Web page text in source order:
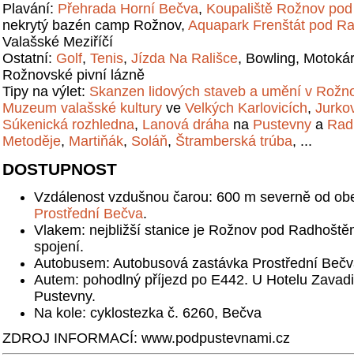
Plavání: Přehrada Horní Bečva, Koupaliště Rožnov
nekrytý bazén camp Rožnov, Aquapark Frenštát pod
Valašské Meziříčí
Ostatní: Golf, Tenis, Jízda Na Rališce, Bowling,
Rožnovské pivní lázně
Tipy na výlet: Skanzen lidových staveb a umění v
Muzeum valašské kultury ve Velkých Karlovicích,
Súkenická rozhledna, Lanová dráha na Pustevny a
Metoděje, Martiňák, Soláň, Štramberská trúba, ...
DOSTUPNOST
Vzdálenost vzdušnou čarou: 600 m severně od
Prostřední Bečva.
Vlakem: nejbližší stanice je Rožnov pod
spojení.
Autobusem: Autobusová zastávka Prostřední
Autem: pohodlný příjezd po E442. U Hotelu
Pustevny.
Na kole: cyklostezka č. 6260, Bečva
ZDROJ INFORMACÍ: www.podpustevnami.cz